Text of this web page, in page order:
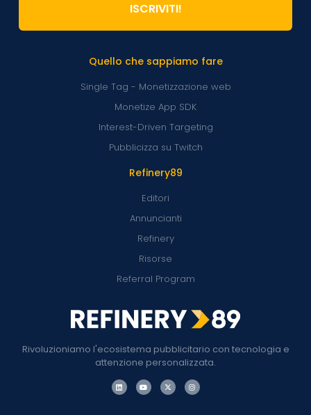
Rivoluzioniamo l'ecosistema pubblicitario con tecnologia e
attenzione personalizzata.
Refinery89
Editori
Annuncianti
Refinery
Risorse
Referral Program
Quello che sappiamo fare
Single Tag - Monetizzazione web
Monetize App SDK
Interest-Driven Targeting
Pubblicizza su Twitch
ISCRIVITI!